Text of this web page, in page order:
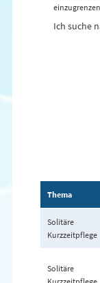
Ich suche
Thema
Solitäre
Kurzzeitpflege
Solitäre